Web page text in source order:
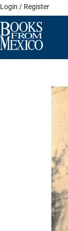
Skip
to
content
Login / Register